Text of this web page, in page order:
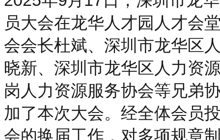
员大会在龙华人才园人才会
会会长杜斌、深圳市龙华区
晓新、深圳市龙华区人力资
岗人力资源服务协会等兄弟
加了本次大会。经全体会员
会的换届工作，对多项规章